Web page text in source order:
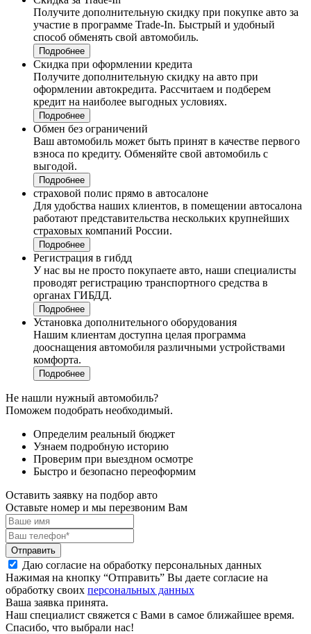
Получите дополнительную скидку при покупке авто за
участие в программе Trade-In. Быстрый и удобный
способ обменять свой автомобиль.
Подробнее
Скидка при оформлении кредита
Получите дополнительную скидку на авто при
оформлении автокредита. Рассчитаем и подберем
кредит на наиболее выгодных условиях.
Подробнее
Обмен без ограничений
Ваш автомобиль может быть принят в качестве первого
взноса по кредиту. Обменяйте свой автомобиль с
выгодой.
Подробнее
страховой полис прямо в автосалоне
Для удобства наших клиентов, в помещении автосалона
работают представительства нескольких крупнейших
страховых компаний России.
Подробнее
Регистрация в гибдд
У нас вы не просто покупаете авто, наши специалисты
проводят регистрацию транспортного средства в
органах ГИБДД.
Подробнее
Установка дополнительного оборудования
Нашим клиентам доступна целая программа
дооснащения автомобиля различными устройствами
комфорта.
Подробнее
Не нашли нужный автомобиль?
Поможем подобрать необходимый.
Определим реальный бюджет
Узнаем подробную историю
Проверим при выездном осмотре
Быстро и безопасно переоформим
Оставить заявку на подбор авто
Оставьте номер и мы перезвоним Вам
Отправить
Даю согласие на обработку персональных данных
Нажимая на кнопку “Отправить” Вы даете согласие на
обработку своих персональных данных
Ваша заявка принята.
Наш специалист свяжется с Вами в самое ближайшее время.
Спасибо, что выбрали нас!